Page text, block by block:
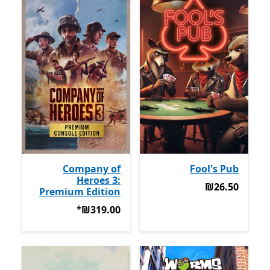
Fool's Pub
‪₪26.50‬
‪₪26.50‬
Company of
Heroes 3:
Premium Edition
‪₪319.00‬מבצעים על רכישת‪₪319.00‬
+